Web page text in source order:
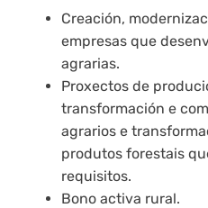
Creación,
empresas que
agrarias.
Proxectos de
transformación e
agrarios e
produtos forestais
requisitos.
Bono activa rural.